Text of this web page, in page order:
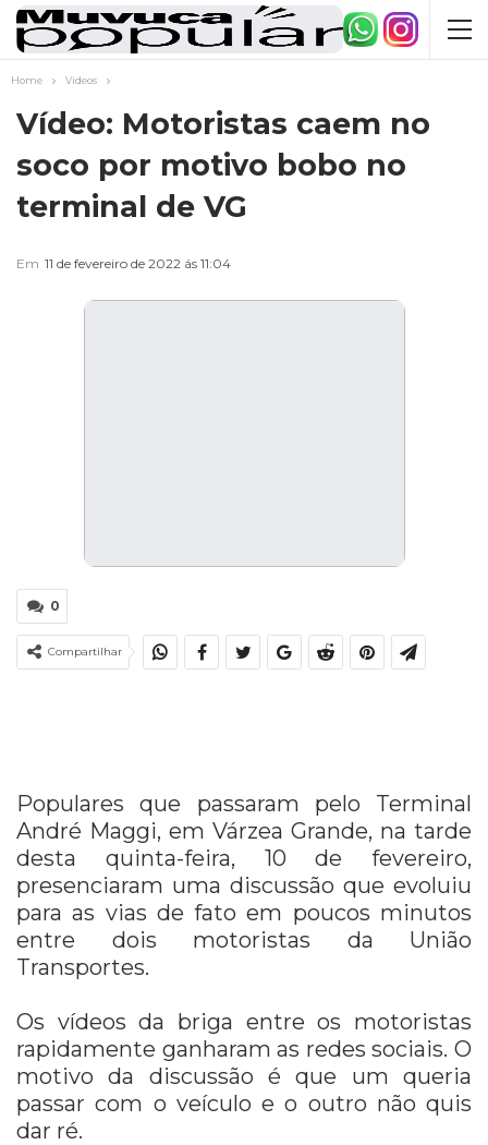
Home Videos
Vídeo: Motoristas caem no
soco por motivo bobo no
terminal de VG
Em 11 de fevereiro de 2022 ás 11:04
0
Compartilhar
Populares que passaram pelo Terminal
André Maggi, em Várzea Grande, na tarde
desta quinta-feira, 10 de fevereiro,
presenciaram uma discussão que evoluiu
para as vias de fato em poucos minutos
entre dois motoristas da União
Transportes.
Os vídeos da briga entre os motoristas
rapidamente ganharam as redes sociais. O
motivo da discussão é que um queria
passar com o veículo e o outro não quis
dar ré.